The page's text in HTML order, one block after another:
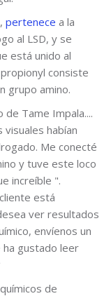
pertenece a la
al LSD, y se
está unido al
consiste
grupo amino.
Tame Impala....
visuales habían
Me conecté
y tuve este loco
increíble ".
está
ver resultados
envíenos un
ha gustado leer
de